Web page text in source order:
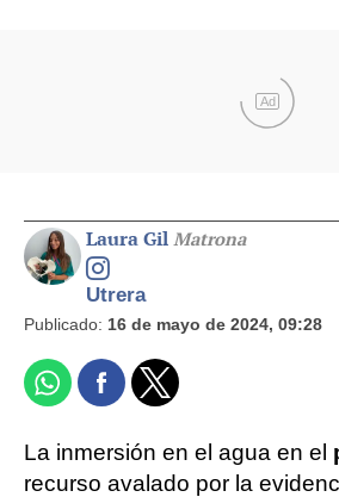
Ad
Laura Gil Matrona
Utrera
Publicado: 16 de mayo de 2024, 09:28
La inmersión en el agua en el
recurso avalado por la